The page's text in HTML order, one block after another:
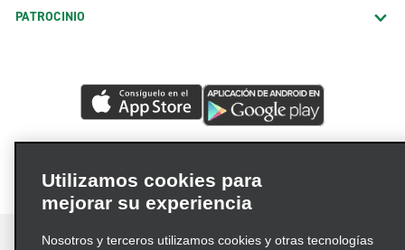
PATROCINIO
Utilizamos cookies para
mejorar su experiencia
Nosotros y terceros utilizamos cookies y otras tecnologías